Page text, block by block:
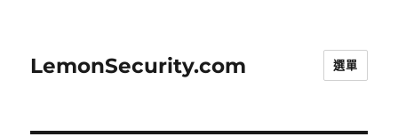
LemonSecurity.com 選單